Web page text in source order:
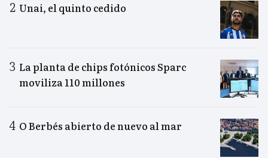
Unai, el quinto cedido
La planta de chips fotónicos Sparc
moviliza 110 millones
O Berbés abierto de nuevo al mar